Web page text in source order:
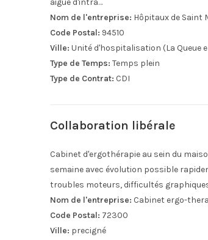
aigue d'intra…
Nom de l'entreprise: Hôpitaux de Saint
Code Postal: 94510
Ville: Unité d'hospitalisation (La Queue
Type de Temps: Temps plein
Type de Contrat: CDI
Collaboration libérale
Cabinet d'ergothérapie au sein du
semaine avec évolution possible
troubles moteurs, difficultés
Nom de l'entreprise: Cabinet ergo-
Code Postal: 72300
Ville: precigné